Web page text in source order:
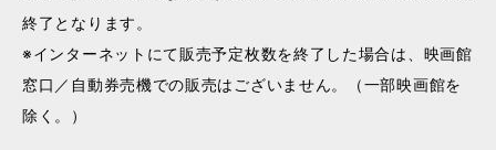
終了となります。
※インターネットにて販売予定枚数を終了した場合は、映画館
窓口／自動券売機での販売はございません。（一部映画館を
除く。）